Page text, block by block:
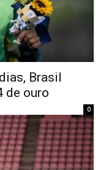
Brasil
de ouro
0